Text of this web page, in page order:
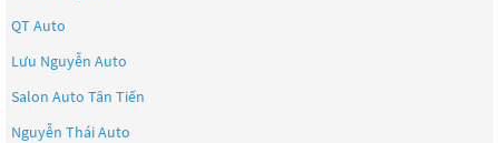
QT Auto
Lưu Nguyễn Auto
Salon Auto Tân Tiến
Nguyễn Thái Auto